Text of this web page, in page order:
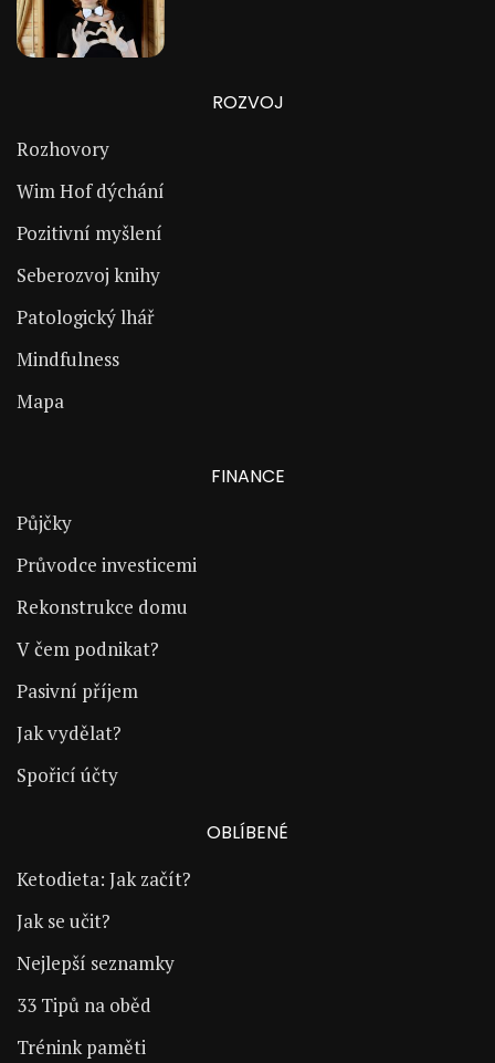
ROZVOJ
Rozhovory
Wim Hof dýchání
Pozitivní myšlení
Seberozvoj knihy
Patologický lhář
Mindfulness
Mapa
FINANCE
Půjčky
Průvodce investicemi
Rekonstrukce domu
V čem podnikat?
Pasivní příjem
Jak vydělat?
Spořicí účty
OBLÍBENÉ
Ketodieta: Jak začít?
Jak se učit?
Nejlepší seznamky
33 Tipů na oběd
Trénink paměti